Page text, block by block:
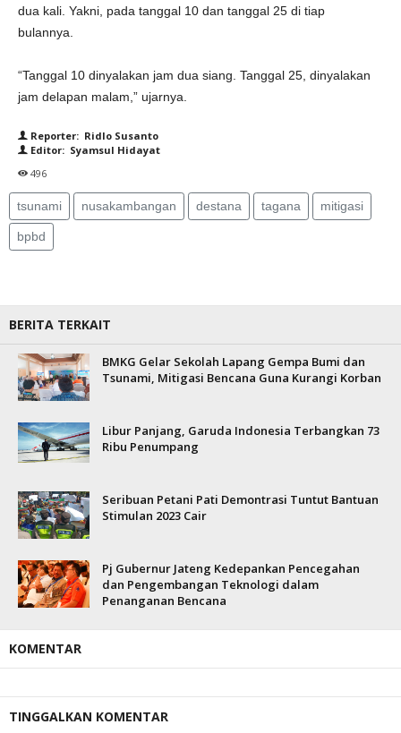
dua kali. Yakni, pada tanggal 10 dan tanggal 25 di tiap
bulannya.
“Tanggal 10 dinyalakan jam dua siang. Tanggal 25, dinyalakan
jam delapan malam,” ujarnya.
Reporter: Ridlo Susanto
Editor: Syamsul Hidayat
496
tsunami nusakambangan destana tagana mitigasi
bpbd
BERITA TERKAIT
BMKG Gelar Sekolah Lapang Gempa Bumi dan
Tsunami, Mitigasi Bencana Guna Kurangi Korban
Libur Panjang, Garuda Indonesia Terbangkan 73
Ribu Penumpang
Seribuan Petani Pati Demontrasi Tuntut Bantuan
Stimulan 2023 Cair
Pj Gubernur Jateng Kedepankan Pencegahan
dan Pengembangan Teknologi dalam
Penanganan Bencana
KOMENTAR
TINGGALKAN KOMENTAR